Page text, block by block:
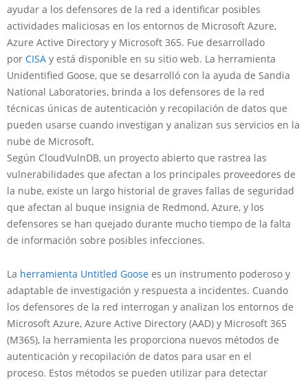
ayudar a los defensores de la red a identificar posibles
actividades maliciosas en los entornos de Microsoft Azure,
Azure Active Directory y Microsoft 365. Fue desarrollado
por CISA y está disponible en su sitio web. La herramienta
Unidentified Goose, que se desarrolló con la ayuda de Sandia
National Laboratories, brinda a los defensores de la red
técnicas únicas de autenticación y recopilación de datos que
pueden usarse cuando investigan y analizan sus servicios en la
nube de Microsoft.
Según CloudVulnDB, un proyecto abierto que rastrea las
vulnerabilidades que afectan a los principales proveedores de
la nube, existe un largo historial de graves fallas de seguridad
que afectan al buque insignia de Redmond, Azure, y los
defensores se han quejado durante mucho tiempo de la falta
de información sobre posibles infecciones.
La herramienta Untitled Goose es un instrumento poderoso y
adaptable de investigación y respuesta a incidentes. Cuando
los defensores de la red interrogan y analizan los entornos de
Microsoft Azure, Azure Active Directory (AAD) y Microsoft 365
(M365), la herramienta les proporciona nuevos métodos de
autenticación y recopilación de datos para usar en el
proceso. Estos métodos se pueden utilizar para detectar